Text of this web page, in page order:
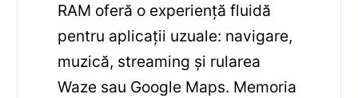
RAM oferă o experiență fluidă
pentru aplicații uzuale: navigare,
muzică, streaming și rularea
Waze sau Google Maps. Memoria